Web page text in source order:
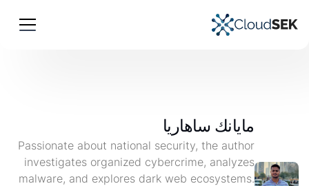
مايانك ساهاريا
Passionate about national security, the author
investigates organized cybercrime, analyzes
malware, and explores dark web ecosystems.